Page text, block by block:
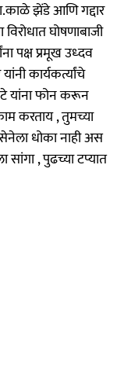
झेंडे आणि गद्दार
घोषणाबाजी
पक्ष प्रमूख उध्दव
कार्यकर्त्यांचे
यांना फोन करून
करताय , तुमच्या
धोका नाही अस
, पुढच्या टप्यात